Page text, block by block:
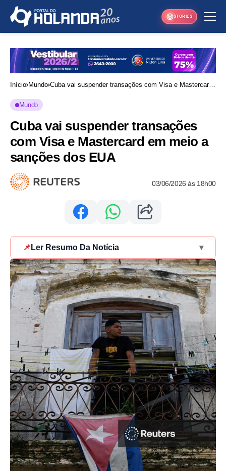
STORIES
Início Mundo Cuba vai suspender transações com Visa e Mastercard
Mundo
Cuba vai suspender transações
com Visa e Mastercard em meio a
sanções dos EUA
03/06/2026 às 18h00
📌 Ler Resumo Da Notícia ▾